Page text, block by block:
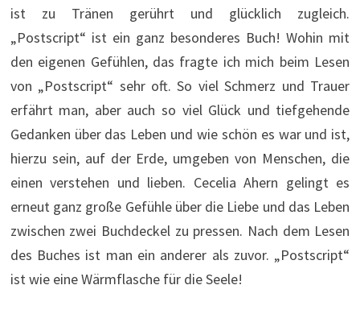
ist zu Tränen gerührt und glücklich zugleich.
„Postscript“ ist ein ganz besonderes Buch! Wohin mit
den eigenen Gefühlen, das fragte ich mich beim Lesen
von „Postscript“ sehr oft. So viel Schmerz und Trauer
erfährt man, aber auch so viel Glück und tiefgehende
Gedanken über das Leben und wie schön es war und ist,
hierzu sein, auf der Erde, umgeben von Menschen, die
einen verstehen und lieben. Cecelia Ahern gelingt es
erneut ganz große Gefühle über die Liebe und das Leben
zwischen zwei Buchdeckel zu pressen. Nach dem Lesen
des Buches ist man ein anderer als zuvor. „Postscript“
ist wie eine Wärmflasche für die Seele!